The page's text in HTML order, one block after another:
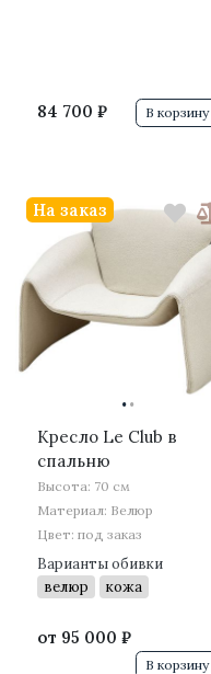
84 700 ₽ В корзину
··
Кресло Le Club в
спальню
Высота: 70 см
Материал: Велюр
Цвет: под заказ
Варианты обивки
велюр
кожа
от 95 000 ₽
На заказ
В корзину